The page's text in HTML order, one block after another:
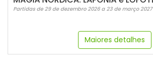
Partidas de 29 de dezembro 2026 a 23 de março 2027
Maiores detalhes